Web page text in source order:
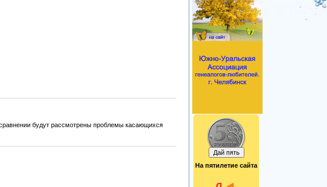
будут рассмотрены проблемы касающихся
На пятилетие сайта